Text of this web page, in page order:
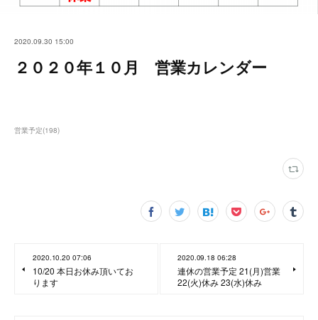
2020.09.30 15:00
２０２０年１０月 営業カレンダー
営業予定(198)
2020.10.20 07:06
10/20 本日お休み頂いてお
ります
2020.09.18 06:28
連休の営業予定 21(月)営業
22(火)休み 23(水)休み